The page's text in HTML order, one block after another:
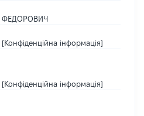
ФЕДОРОВИЧ
[Конфіденційна інформація]
[Конфіденційна інформація]